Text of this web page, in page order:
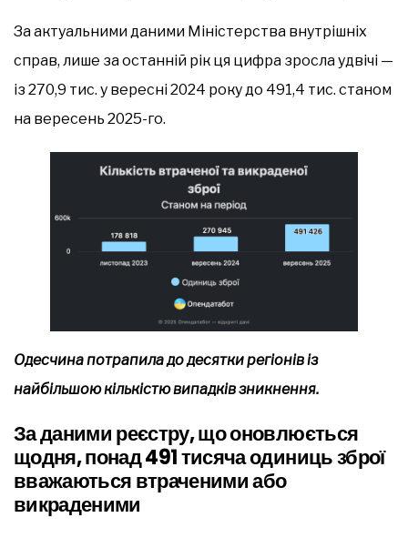
За актуальними даними Міністерства внутрішніх
справ, лише за останній рік ця цифра зросла удвічі —
із 270,9 тис. у вересні 2024 року до 491,4 тис. станом
на вересень 2025-го.
Одесчина потрапила до десятки регіонів із
найбільшою кількістю випадків зникнення.
За даними реєстру, що оновлюється
щодня, понад 491 тисяча одиниць зброї
вважаються втраченими або
викраденими